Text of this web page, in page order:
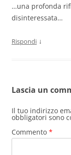
…una profonda
disinteressata…
Rispondi ↓
Lascia un
Il tuo indirizzo
obbligatori sono
Commento *